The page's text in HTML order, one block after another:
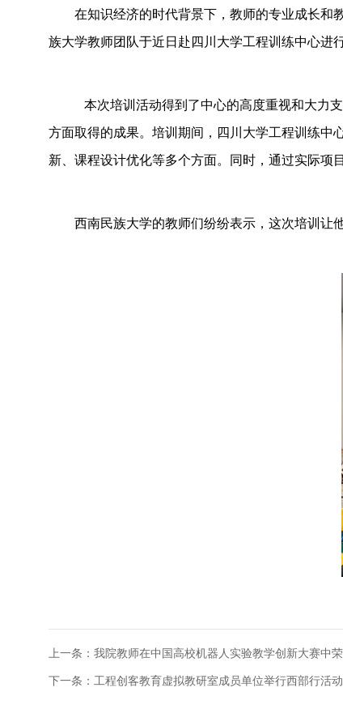
在知识经济的时代背景下，教师的专业成长和
族大学教师团队于近日赴四川大学工程训练中心进
本次培训活动得到了中心的高度重视和大力
方面取得的成果。培训期间，四川大学工程训练中
新、课程设计优化等多个方面。同时，通过实际项
西南民族大学的教师们纷纷表示，这次培训让
上一条： 我院教师在中国高校机器人实验教学创新大赛中
下一条： 工程创客教育虚拟教研室成员单位举行西部行活